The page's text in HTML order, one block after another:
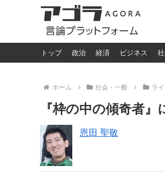
トップ 政治 経済 ビジネス
ホーム 社会・一般 ラ
『枠の中の傾奇者
恩田 聖敬